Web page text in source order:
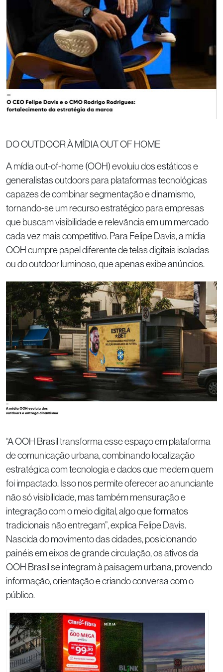
DO OUTDOOR À MÍDIA OUT OF HOME
A mídia out-of-home (OOH) evoluiu dos estáticos e
generalistas outdoors para plataformas tecnológicas
capazes de combinar segmentação e dinamismo,
tornando-se um recurso estratégico para empresas
que buscam visibilidade e relevância em um mercado
cada vez mais competitivo. Para Felipe Davis, a mídia
OOH cumpre papel diferente de telas digitais isoladas
ou do outdoor luminoso, que apenas exibe anúncios.
“A OOH Brasil transforma esse espaço em plataforma
de comunicação urbana, combinando localização
estratégica com tecnologia e dados que medem quem
foi impactado. Isso nos permite oferecer ao anunciante
não só visibilidade, mas também mensuração e
integração com o meio digital, algo que formatos
tradicionais não entregam”, explica Felipe Davis.
Nascida do movimento das cidades, posicionando
painéis em eixos de grande circulação, os ativos da
OOH Brasil se integram à paisagem urbana, provendo
informação, orientação e criando conversa com o
público.